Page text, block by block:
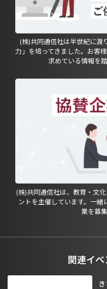
(株)共同通信社は半世紀に渡
力」を培ってきました。お客
求めている情報を
(株)共同通信社は、教育・文
ントを主催しています。一
業を募
関連イ